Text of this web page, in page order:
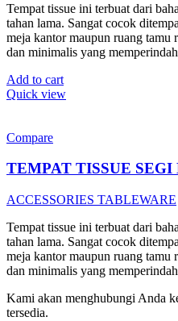
Tempat tissue ini terbuat dari
tahan lama. Sangat cocok
meja kantor maupun ruang
dan minimalis yang
Add to cart
Quick view
Compare
TEMPAT TISSUE
ACCESSORIES TABLEWARE
Tempat tissue ini terbuat dari
tahan lama. Sangat cocok
meja kantor maupun ruang
dan minimalis yang
Kami akan menghubungi Anda
tersedia.